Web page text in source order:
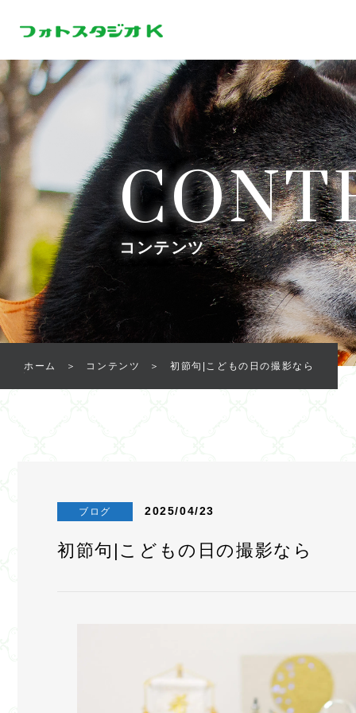
コンテンツ
ホーム コンテンツ 初節句|こどもの日の撮影なら
ブログ 2025/04/23
初節句|こどもの日の撮影なら